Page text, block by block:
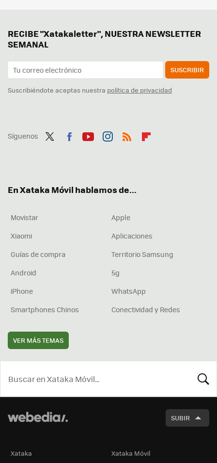
RECIBE "Xatakaletter", NUESTRA NEWSLETTER
SEMANAL
SUSCRIBIR
Suscribiéndote aceptas nuestra política de privacidad
Síguenos
En Xataka Móvil hablamos de...
Movistar
Apple
Xiaomi
Aplicaciones
Guías de compra
Territorio Samsung
Android
5g
iPhone
WhatsApp
Smartphones Chinos
Conectividad y Redes
VER MÁS TEMAS
SUBIR
Xataka Xataka Móvil